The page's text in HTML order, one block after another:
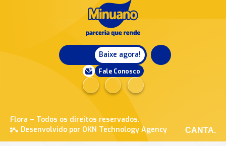
Baixe agora!
Fale Conosco
Flora – Todos os direitos reservados.
Desenvolvido por OKN Technology Agency
CANTA.